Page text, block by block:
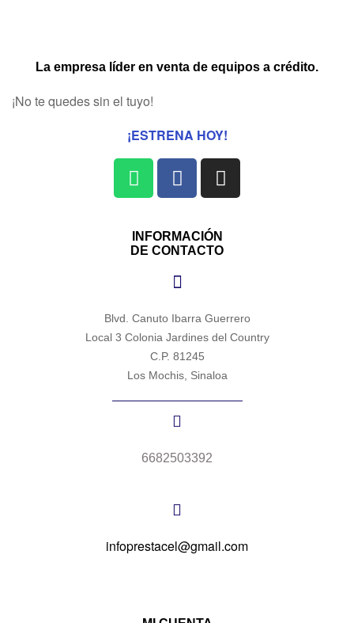
La empresa líder en venta de equipos a crédito.
¡No te quedes sin el tuyo!
¡ESTRENA HOY!
INFORMACIÓN
DE CONTACTO
Blvd. Canuto Ibarra Guerrero
Local 3 Colonia Jardines del Country
C.P. 81245
Los Mochis, Sinaloa
6682503392
infoprestacel@gmail.com